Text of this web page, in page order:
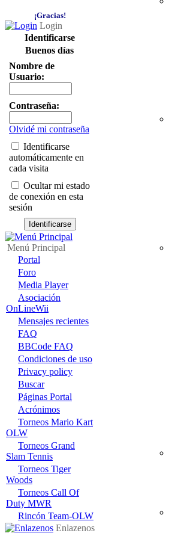
¡Gracias!
Login
Identificarse
Buenos días
Nombre de
Usuario:
Contraseña:
Olvidé mi contraseña
Identificarse
automáticamente en
cada visita
Ocultar mi estado
de conexión en esta
sesión
Menú Principal
Portal
Foro
Media Player
Asociación
OnLineWii
Mensajes recientes
FAQ
BBCode FAQ
Condiciones de uso
Privacy policy
Buscar
Páginas Portal
Acrónimos
Torneos Mario Kart
OLW
Torneos Grand
Slam Tennis
Torneos Tiger
Woods
Torneos Call Of
Duty MWR
Rincón Team-OLW
Enlazenos